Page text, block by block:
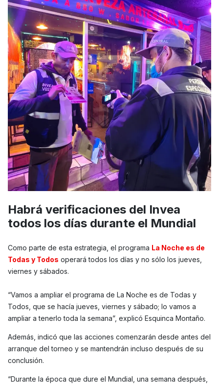
Habrá verificaciones del Invea
todos los días durante el Mundial
Como parte de esta estrategia, el programa La Noche es de
Todas y Todos operará todos los días y no sólo los jueves,
viernes y sábados.
“Vamos a ampliar el programa de La Noche es de Todas y
Todos, que se hacía jueves, viernes y sábado; lo vamos a
ampliar a tenerlo toda la semana”, explicó Esquinca Montaño.
Además, indicó que las acciones comenzarán desde antes del
arranque del torneo y se mantendrán incluso después de su
conclusión.
“Durante la época que dure el Mundial, una semana después,